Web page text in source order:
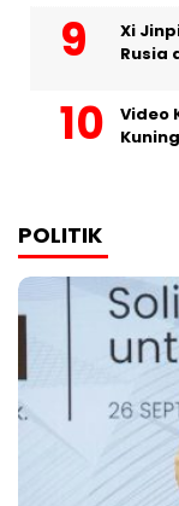
Xi
Rusia
Video
POLITIK